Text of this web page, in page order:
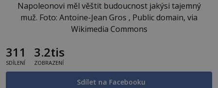
Napoleonovi měl věštit budoucnost jakýsi tajemný
muž. Foto: Antoine-Jean Gros , Public domain, via
Wikimedia Commons
311
SDÍLENÍ
3.2tis
ZOBRAZENÍ
Sdílet na Facebooku